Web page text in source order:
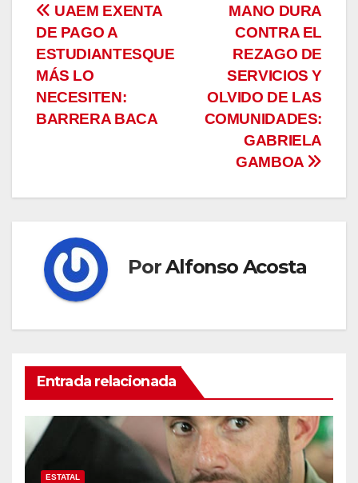
Navegación
de
entradas
MANO DURA
CONTRA EL
REZAGO DE
SERVICIOS Y
OLVIDO DE LAS
COMUNIDADES:
GABRIELA
GAMBOA
UAEM EXENTA
DE PAGO A
ESTUDIANTESQUE
MÁS LO
NECESITEN:
BARRERA BACA
PorAlfonso Acosta
Entrada relacionada
ESTATAL